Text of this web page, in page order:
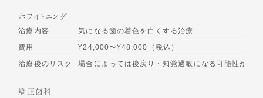
ホワイトニング
治療内容
気になる歯の着色を白くする治療
費用
¥24,000〜¥48,000（税込）
治療後のリスク
場合によっては後戻り・知覚過敏になる可能性があ
矯正歯科